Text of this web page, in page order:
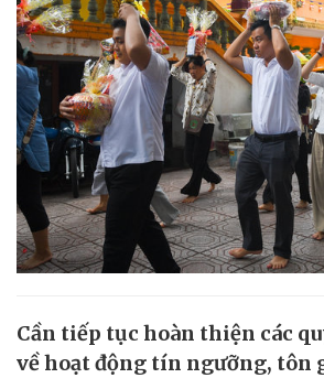
Cần tiếp tục hoàn thiện các
về hoạt động tín ngưỡng, tôn